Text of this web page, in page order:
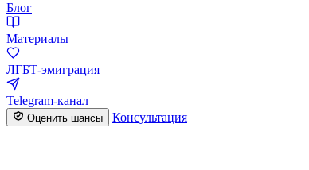
Блог
Материалы
ЛГБТ-эмиграция
Telegram-канал
Оценить шансы Консультация